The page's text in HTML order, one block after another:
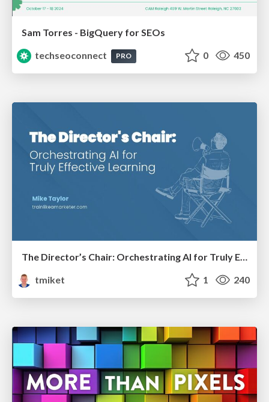
Sam Torres - BigQuery for SEOs
techseoconnect
PRO 0 450
The Director’s Chair: Orchestrating AI for Truly Effective Learning
tmiket
1 240